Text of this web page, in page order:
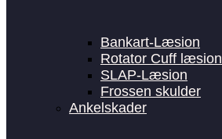
Bankart-Læsion
Rotator Cuff læsion
SLAP-Læsion
Frossen skulder
Ankelskader